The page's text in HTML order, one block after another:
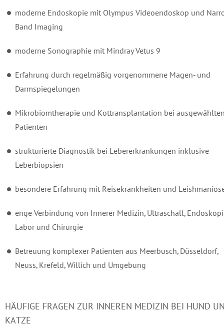
moderne Endoskopie mit Olympus Videoendoskop und
Band Imaging
moderne Sonographie mit Mindray Vetus 9
Erfahrung durch regelmäßig vorgenommene Magen- und
Darmspiegelungen
Mikrobiomtherapie und Kottransplantation bei
Patienten
strukturierte Diagnostik bei Lebererkrankungen inklusive
Leberbiopsien
besondere Erfahrung mit Reisekrankheiten und
enge Verbindung von Innerer Medizin, Ultraschall,
Labor und Chirurgie
Betreuung komplexer Patienten aus Meerbusch, Düsseldorf,
Neuss, Krefeld, Willich und Umgebung
HÄUFIGE FRAGEN ZUR INNEREN MEDIZIN BEI HUND
KATZE